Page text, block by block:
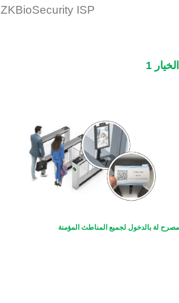
‎ZKBioSecurity ISP تلقائيًا بإرسال رابط إنشاء رمز الاستجابة السريعة عبر البريد الإلكتروني للزائر للدخول إليه منطقة آمنة.
الخيار 1
مصرح لة بالدخول لجميع المناطث المؤمنة